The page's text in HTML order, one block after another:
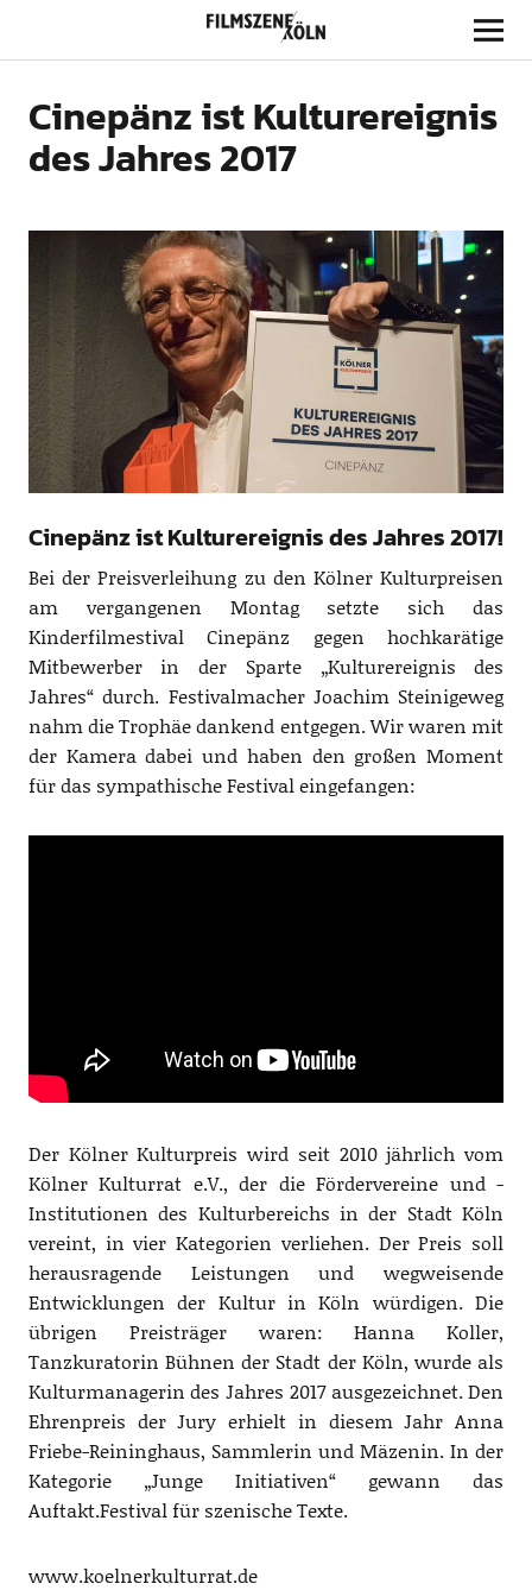
Filmszene Köln
Cinepänz ist Kulturereignis
des Jahres 2017
Cinepänz ist Kulturereignis des Jahres 2017!
Bei der Preisverleihung zu den Kölner Kulturpreisen
am vergangenen Montag setzte sich das
Kinderfilmestival Cinepänz gegen hochkarätige
Mitbewerber in der Sparte „Kulturereignis des
Jahres“ durch. Festivalmacher Joachim Steinigeweg
nahm die Trophäe dankend entgegen. Wir waren mit
der Kamera dabei und haben den großen Moment
für das sympathische Festival eingefangen:
Der Kölner Kulturpreis wird seit 2010 jährlich vom
Kölner Kulturrat e.V., der die Fördervereine und -
Institutionen des Kulturbereichs in der Stadt Köln
vereint, in vier Kategorien verliehen. Der Preis soll
herausragende Leistungen und wegweisende
Entwicklungen der Kultur in Köln würdigen. Die
übrigen Preisträger waren: Hanna Koller,
Tanzkuratorin Bühnen der Stadt der Köln, wurde als
Kulturmanagerin des Jahres 2017 ausgezeichnet. Den
Ehrenpreis der Jury erhielt in diesem Jahr Anna
Friebe-Reininghaus, Sammlerin und Mäzenin. In der
Kategorie „Junge Initiativen“ gewann das
Auftakt.Festival für szenische Texte.
www.koelnerkulturrat.de